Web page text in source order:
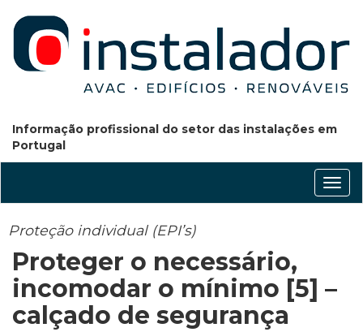
Informação profissional do setor das instalações em
Portugal
Proteção individual (EPI’s)
Proteger o necessário,
incomodar o mínimo [5] –
calçado de segurança